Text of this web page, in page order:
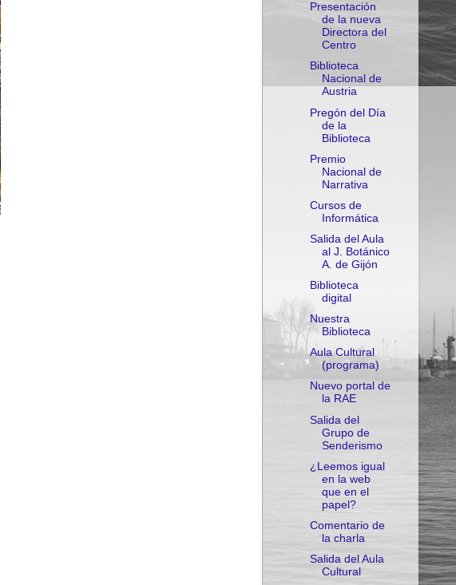
Presentación
de la nueva
Directora del
Centro
Biblioteca
Nacional de
Austria
Pregón del Día
de la
Biblioteca
Premio
Nacional de
Narrativa
Cursos de
Informática
Salida del Aula
al J. Botánico
A. de Gijón
Biblioteca
digital
Nuestra
Biblioteca
Aula Cultural
(programa)
Nuevo portal de
la RAE
Salida del
Grupo de
Senderismo
¿Leemos igual
en la web
que en el
papel?
Comentario de
la charla
Salida del Aula
Cultural